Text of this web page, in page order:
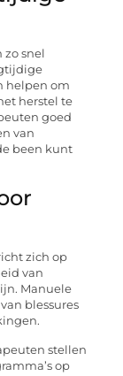
snel
helpen om
herstel te
goed
van
been kunt
zich op
van
Manuele
blessures
stellen
op